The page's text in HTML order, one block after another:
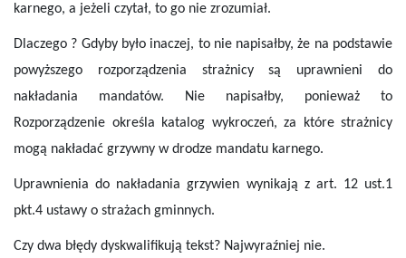
karnego, a jeżeli czytał, to go nie zrozumiał.
Dlaczego ? Gdyby było inaczej, to nie napisałby, że na podstawie
powyższego rozporządzenia strażnicy są uprawnieni do
nakładania mandatów. Nie napisałby, ponieważ to
Rozporządzenie określa katalog wykroczeń, za które strażnicy
mogą nakładać grzywny w drodze mandatu karnego.
Uprawnienia do nakładania grzywien wynikają z art. 12 ust.1
pkt.4 ustawy o strażach gminnych.
Czy dwa błędy dyskwalifikują tekst? Najwyraźniej nie.